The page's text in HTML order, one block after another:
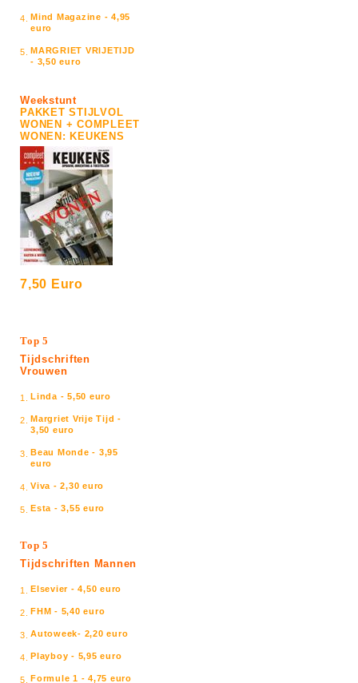
4. Mind Magazine - 4,95
euro
5. MARGRIET VRIJETIJD
- 3,50 euro
Weekstunt
PAKKET STIJLVOL
WONEN + COMPLEET
WONEN: KEUKENS
7,50 Euro
Top 5
Tijdschriften
Vrouwen
1. Linda - 5,50 euro
2. Margriet Vrije Tijd -
3,50 euro
3. Beau Monde - 3,95
euro
4. Viva - 2,30 euro
5. Esta - 3,55 euro
Top 5
Tijdschriften Mannen
1. Elsevier - 4,50 euro
2. FHM - 5,40 euro
3. Autoweek- 2,20 euro
4. Playboy - 5,95 euro
5. Formule 1 - 4,75 euro